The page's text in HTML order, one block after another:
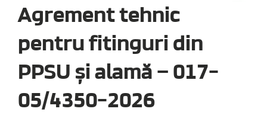
Agrement tehnic
pentru fitinguri din
PPSU și alamă – 017-
05/4350-2026